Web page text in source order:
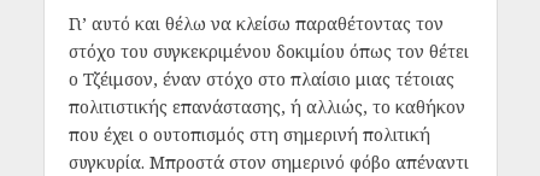
Γι’ αυτό και θέλω να κλείσω παραθέτοντας τον
στόχο του συγκεκριμένου δοκιμίου όπως τον θέτει
ο Τζέιμσον, έναν στόχο στο πλαίσιο μιας τέτοιας
πολιτιστικής επανάστασης, ή αλλιώς, το καθήκον
που έχει ο ουτοπισμός στη σημερινή πολιτική
συγκυρία. Μπροστά στον σημερινό φόβο απέναντι